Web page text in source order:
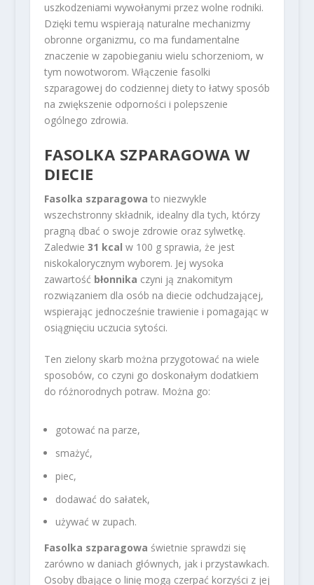
uszkodzeniami wywołanymi przez wolne rodniki.
Dzięki temu wspierają naturalne mechanizmy
obronne organizmu, co ma fundamentalne
znaczenie w zapobieganiu wielu schorzeniom, w
tym nowotworom. Włączenie fasolki
szparagowej do codziennej diety to łatwy sposób
na zwiększenie odporności i polepszenie
ogólnego zdrowia.
FASOLKA SZPARAGOWA W
DIECIE
Fasolka szparagowa to niezwykle
wszechstronny składnik, idealny dla tych, którzy
pragną dbać o swoje zdrowie oraz sylwetkę.
Zaledwie 31 kcal w 100 g sprawia, że jest
niskokalorycznym wyborem. Jej wysoka
zawartość błonnika czyni ją znakomitym
rozwiązaniem dla osób na diecie odchudzającej,
wspierając jednocześnie trawienie i pomagając w
osiągnięciu uczucia sytości.
Ten zielony skarb można przygotować na wiele
sposobów, co czyni go doskonałym dodatkiem
do różnorodnych potraw. Można go:
gotować na parze,
smażyć,
piec,
dodawać do sałatek,
używać w zupach.
Fasolka szparagowa świetnie sprawdzi się
zarówno w daniach głównych, jak i przystawkach.
Osoby dbające o linię mogą czerpać korzyści z jej